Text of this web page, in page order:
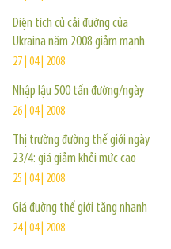
Diện tích củ cải đường của
Ukraina năm 2008 giảm mạnh
27 | 04 | 2008
Nhập lậu 500 tấn đường/ngày
26 | 04 | 2008
Thị trường đường thế giới ngày
23/4: giá giảm khỏi mức cao
25 | 04 | 2008
Giá đường thế giới tăng nhanh
24 | 04 | 2008